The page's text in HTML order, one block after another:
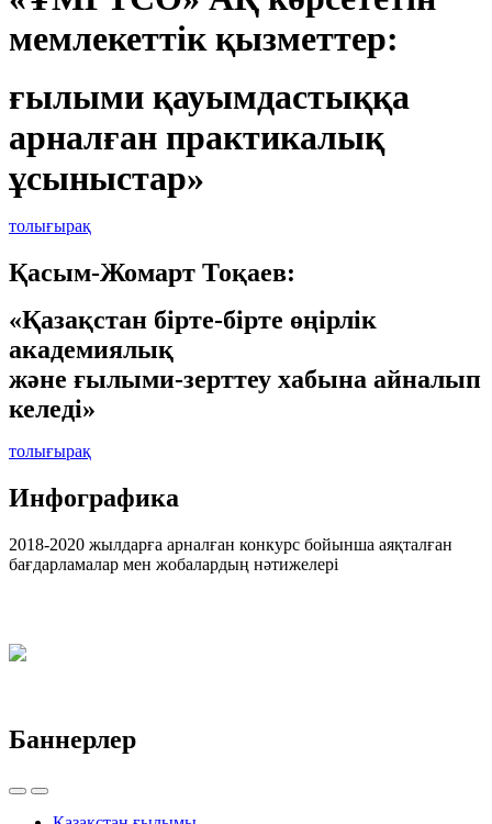
мемлекеттік қызметтер:
ғылыми қауымдастыққа
арналған практикалық
ұсыныстар»
толығырақ
Қасым-Жомарт Тоқаев:
«Қазақстан бірте-бірте өңірлік
академиялық
және ғылыми-зерттеу хабына айналып
келеді»
толығырақ
Инфографика
2018-2020 жылдарға арналған конкурс бойынша аяқталған
бағдарламалар мен жобалардың нәтижелері
Баннерлер